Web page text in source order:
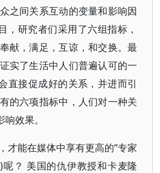
之间关系互动的变量和影响因
，研究者们采用了六组指标，
献，满足，互谅，和交换。最
实了生活中人们普遍认可的一
直接促成好的关系，并进而引
的六项指标中，人们对一种关
效果。
才能在媒体中享有更高的“专家
？ 美国的仇伊教授和卡麦隆